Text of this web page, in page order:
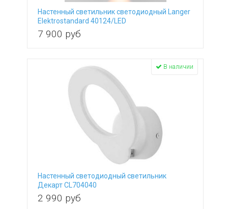
Настенный светильник светодиодный Langer
Elektrostandard 40124/LED
7 900 руб
Настенный светодиодный светильник
Декарт CL704040
2 990 руб
В наличии